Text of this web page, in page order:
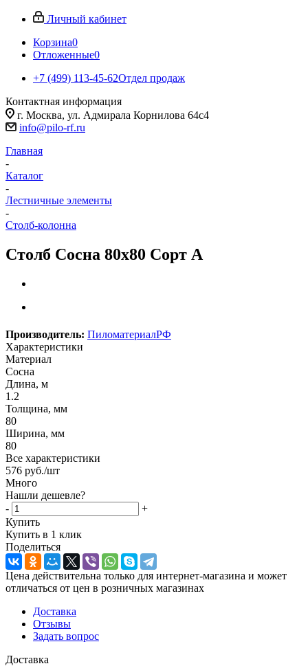
Личный кабинет
Корзина0
Отложенные0
+7 (499) 113-45-62Отдел продаж
Контактная информация
г. Москва, ул. Адмирала Корнилова 64с4
info@pilo-rf.ru
Главная
-
Каталог
-
Лестничные элементы
-
Столб-колонна
Столб Сосна 80х80 Сорт А
Производитель: ПиломатериалРФ
Характеристики
Материал
Сосна
Длина, м
1.2
Толщина, мм
80
Ширина, мм
80
Все характеристики
576 руб./шт
Много
Нашли дешевле?
-
+
Купить
Купить в 1 клик
Поделиться
Цена действительна только для интернет-магазина и может
отличаться от цен в розничных магазинах
Доставка
Отзывы
Задать вопрос
Доставка